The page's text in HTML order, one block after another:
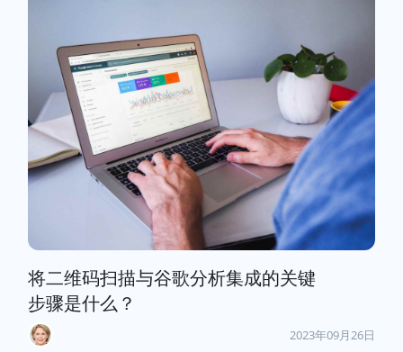
将二维码扫描与谷歌分析集成的关键
步骤是什么？
2023年09月26日